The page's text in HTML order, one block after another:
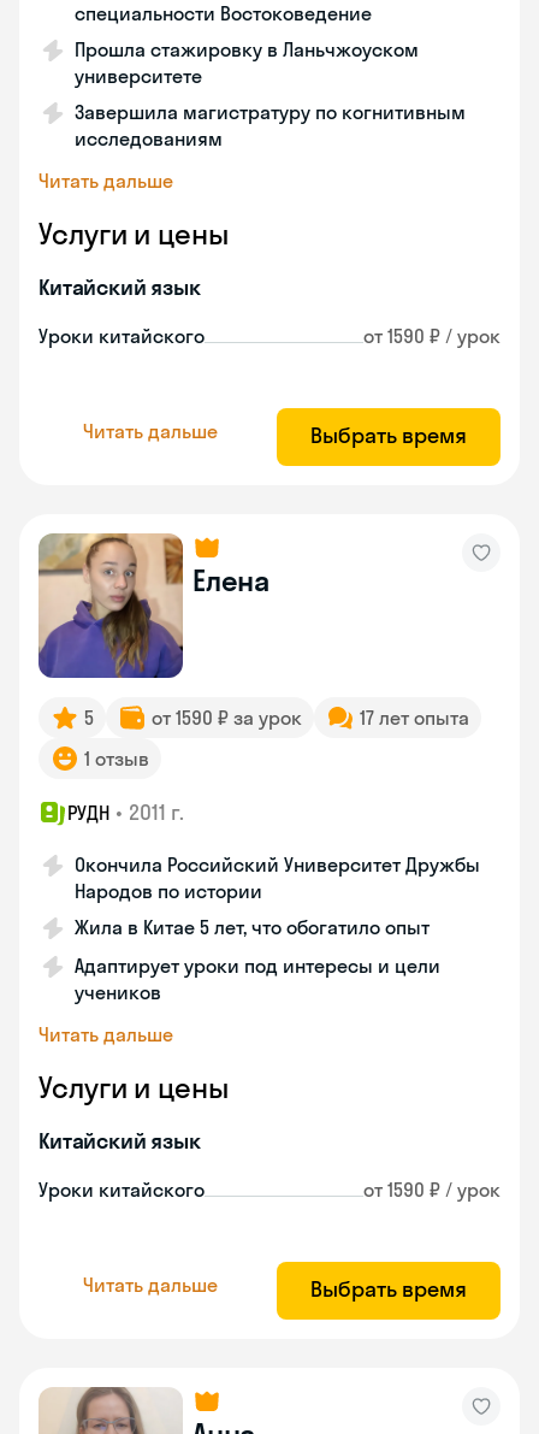
специальности Востоковедение
Прошла стажировку в Ланьчжоуском
университете
Завершила магистратуру по когнитивным
исследованиям
Читать дальше
Услуги и цены
Китайский язык
Уроки китайского от 1590 ₽ / урок
Читать дальше Выбрать время
Елена
5 от 1590 ₽ за урок
17 лет опыта
1 отзыв
РУДН • 2011 г.
Окончила Российский Университет Дружбы
Народов по истории
Жила в Китае 5 лет, что обогатило опыт
Адаптирует уроки под интересы и цели
учеников
Читать дальше
Услуги и цены
Китайский язык
Уроки китайского от 1590 ₽ / урок
Читать дальше Выбрать время